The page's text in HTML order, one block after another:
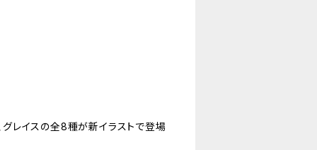
、グレイスの全8種が新イラストで登場